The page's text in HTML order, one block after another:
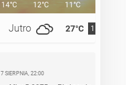
Jutro 27°C 11°C
14°C 12°C 11°C
7 SIERPNIA, 22:00